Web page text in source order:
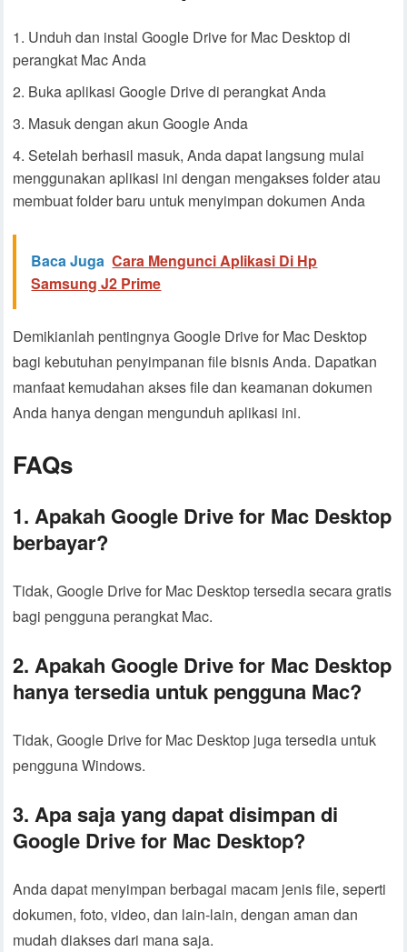
Unduh dan instal Google Drive for Mac Desktop di
perangkat Mac Anda
Buka aplikasi Google Drive di perangkat Anda
Masuk dengan akun Google Anda
Setelah berhasil masuk, Anda dapat langsung mulai
menggunakan aplikasi ini dengan mengakses folder atau
membuat folder baru untuk menyimpan dokumen Anda
Baca Juga Cara Mengunci Aplikasi Di Hp
Samsung J2 Prime
Demikianlah pentingnya Google Drive for Mac Desktop
bagi kebutuhan penyimpanan file bisnis Anda. Dapatkan
manfaat kemudahan akses file dan keamanan dokumen
Anda hanya dengan mengunduh aplikasi ini.
FAQs
1. Apakah Google Drive for Mac Desktop
berbayar?
Tidak, Google Drive for Mac Desktop tersedia secara gratis
bagi pengguna perangkat Mac.
2. Apakah Google Drive for Mac Desktop
hanya tersedia untuk pengguna Mac?
Tidak, Google Drive for Mac Desktop juga tersedia untuk
pengguna Windows.
3. Apa saja yang dapat disimpan di
Google Drive for Mac Desktop?
Anda dapat menyimpan berbagai macam jenis file, seperti
dokumen, foto, video, dan lain-lain, dengan aman dan
mudah diakses dari mana saja.